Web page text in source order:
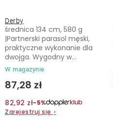
Derby
W magazynie
87,28 zł
82,92 zł−5%
Zarejestruj się ›
średnica 134 cm, 580 g
|Partnerski parasol męski,
praktyczne wykonanie dla
dwojga. Wygodny w...